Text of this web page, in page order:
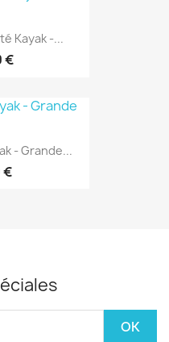
Kayak -...
€
- Grande...
€